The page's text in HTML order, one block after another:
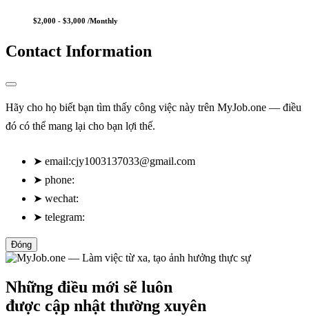
$2,000 - $3,000 /Monthly
Contact Information
Hãy cho họ biết bạn tìm thấy công việc này trên MyJob.one — điều
đó có thể mang lại cho bạn lợi thế.
➤ email:cjy1003137033@gmail.com
➤ phone:
➤ wechat:
➤ telegram:
Đóng
Những điều mới sẽ luôn
được cập nhật thường xuyên